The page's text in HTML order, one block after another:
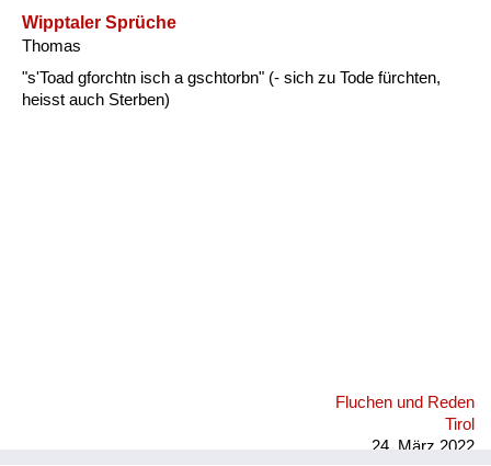
Wipptaler Sprüche
Thomas
"s'Toad gforchtn isch a gschtorbn" (- sich zu Tode fürchten,
heisst auch Sterben)
Fluchen und Reden
Tirol
24. März 2022